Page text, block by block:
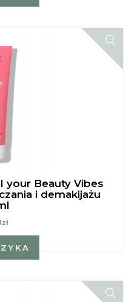
your Beauty Vibes
i demakijażu